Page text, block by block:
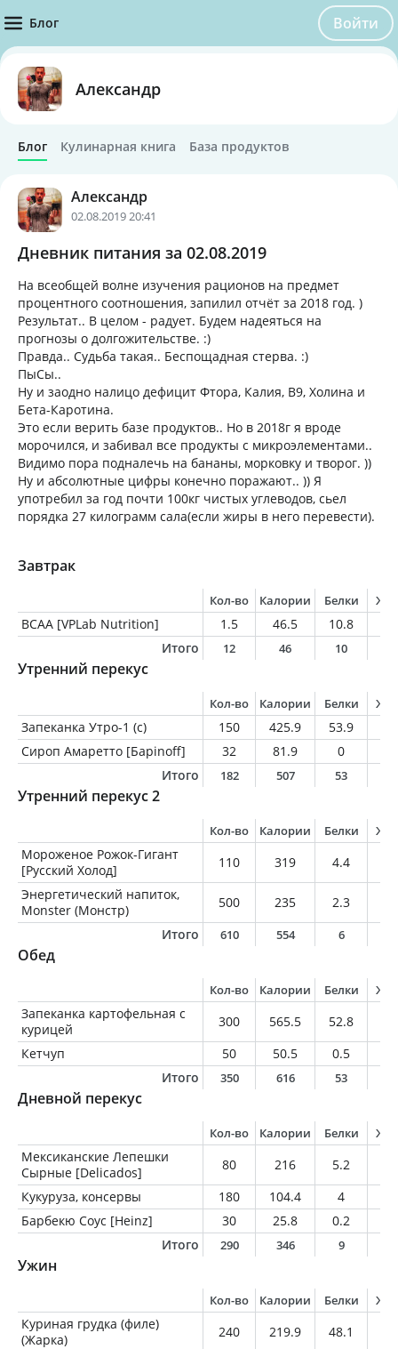
Блог Войти
Александр
Блог Кулинарная книга База продуктов
Александр
02.08.2019 20:41
Дневник питания за 02.08.2019
На всеобщей волне изучения рационов на предмет
процентного соотношения, запилил отчёт за 2018 год. )
Результат.. В целом - радует. Будем надеяться на
прогнозы о долгожительстве. :)
Правда.. Судьба такая.. Беспощадная стерва. :)
ПыСы..
Ну и заодно налицо дефицит Фтора, Калия, B9, Холина и
Бета-Каротина.
Это если верить базе продуктов.. Но в 2018г я вроде
морочился, и забивал все продукты с микроэлементами..
Видимо пора подналечь на бананы, морковку и творог. ))
Ну и абсолютные цифры конечно поражают.. )) Я
употребил за год почти 100кг чистых углеводов, сьел
порядка 27 килограмм сала(если жиры в него перевести).
Завтрак
Кол-во Калории Белки
BCAA [VPLab Nutrition] 1.5 46.5 10.8
Итого
12 46 10
Утренний перекус
Кол-во Калории Белки
Запеканка Утро-1 (с) 150 425.9 53.9
Сироп Амаретто [Барinoff]
32 81.9 0
Итого
182 507 53
Утренний перекус 2
Кол-во Калории Белки
Мороженое Рожок-Гигант
[Русский Холод]
110 319 4.4
Энергетический напиток,
Monster (Монстр)
500 235 2.3
Итого
610 554 6
Обед
Кол-во Калории Белки
Запеканка картофельная с
курицей
300 565.5 52.8
Кетчуп
50 50.5 0.5
Итого
350 616 53
Дневной перекус
Кол-во Калории Белки
Мексиканские Лепешки
Сырные [Delicados]
80 216 5.2
Кукуруза, консервы
180 104.4 4
Барбекю Соус [Heinz]
30 25.8 0.2
Итого
290 346 9
Ужин
Кол-во Калории Белки
Куриная грудка (филе)
(Жарка)
240 219.9 48.1